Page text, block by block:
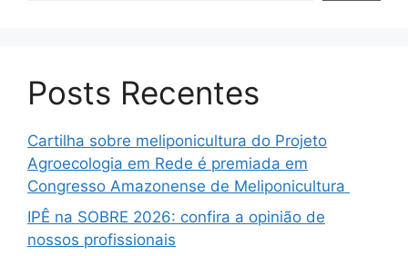
Posts Recentes
Cartilha sobre meliponicultura do Projeto
Agroecologia em Rede é premiada em
Congresso Amazonense de Meliponicultura
IPÊ na SOBRE 2026: confira a opinião de
nossos profissionais